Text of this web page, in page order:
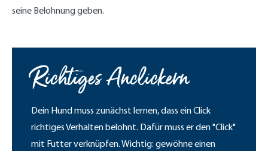
seine Belohnung geben.
Richtiges Anclickern
Dein Hund muss zunächst lernen, dass ein Click
richtiges Verhalten belohnt. Dafür muss er den "Click"
mit Futter verknüpfen. Wichtig: gewöhne einen